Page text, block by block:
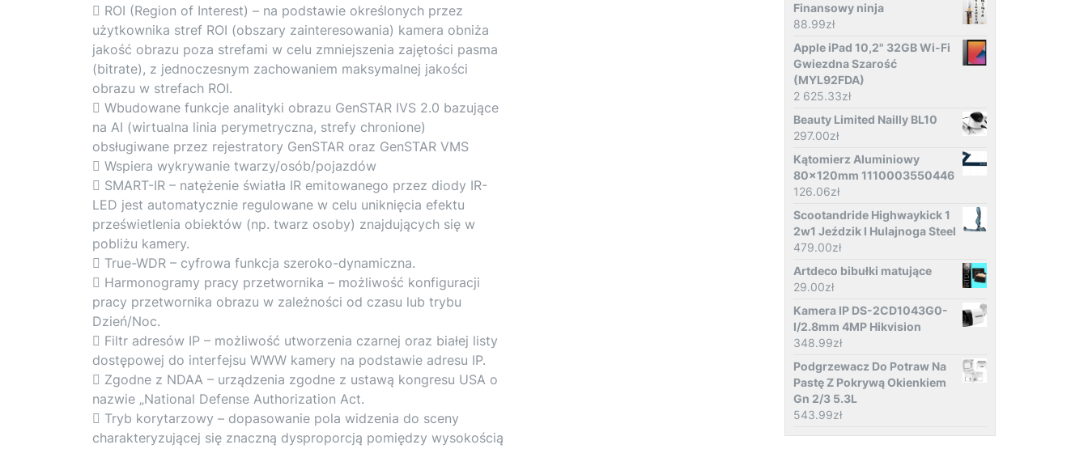
 ROI (Region of Interest) – na podstawie określonych przez
użytkownika stref ROI (obszary zainteresowania) kamera obniża
jakość obrazu poza strefami w celu zmniejszenia zajętości pasma
(bitrate), z jednoczesnym zachowaniem maksymalnej jakości
obrazu w strefach ROI.
 Wbudowane funkcje analityki obrazu GenSTAR IVS 2.0 bazujące
na AI (wirtualna linia perymetryczna, strefy chronione)
obsługiwane przez rejestratory GenSTAR oraz GenSTAR VMS
 Wspiera wykrywanie twarzy/osób/pojazdów
 SMART-IR – natężenie światła IR emitowanego przez diody IR-
LED jest automatycznie regulowane w celu uniknięcia efektu
prześwietlenia obiektów (np. twarz osoby) znajdujących się w
pobliżu kamery.
 True-WDR – cyfrowa funkcja szeroko-dynamiczna.
 Harmonogramy pracy przetwornika – możliwość konfiguracji
pracy przetwornika obrazu w zależności od czasu lub trybu
Dzień/Noc.
 Filtr adresów IP – możliwość utworzenia czarnej oraz białej listy
dostępowej do interfejsu WWW kamery na podstawie adresu IP.
 Zgodne z NDAA – urządzenia zgodne z ustawą kongresu USA o
nazwie „National Defense Authorization Act.
 Tryb korytarzowy – dopasowanie pola widzenia do sceny
charakteryzującej się znaczną dysproporcją pomiędzy wysokością
Finansowy ninja
88.99zł
Apple iPad 10,2" 32GB Wi-Fi
Gwiezdna Szarość
(MYL92FDA)
2 625.33zł
Beauty Limited Nailly BL10
297.00zł
Kątomierz Aluminiowy
80x120mm 1110003550446
126.06zł
Scootandride Highwaykick 1
2w1 Jeździk I Hulajnoga Steel
479.00zł
Artdeco bibułki matujące
29.00zł
Kamera IP DS-2CD1043G0-
I/2.8mm 4MP Hikvision
348.99zł
Podgrzewacz Do Potraw Na
Pastę Z Pokrywą Okienkiem
Gn 2/3 5.3L
543.99zł